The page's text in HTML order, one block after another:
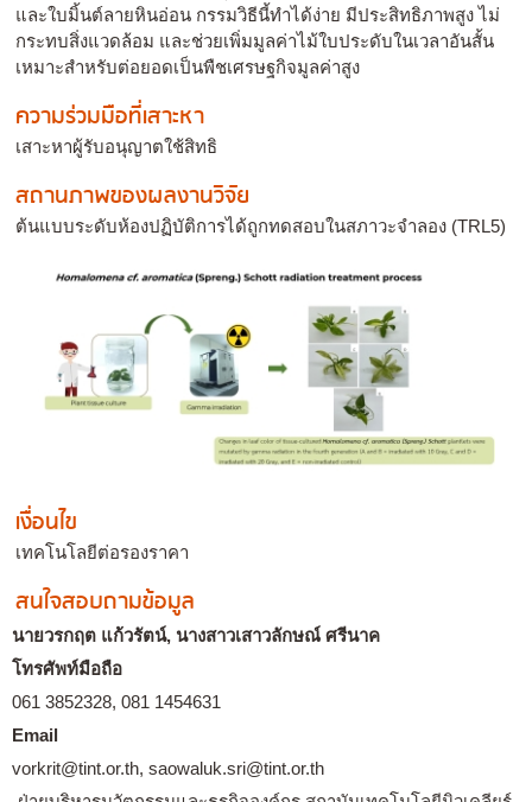
และใบมิ้นต์ลายหินอ่อน กรรมวิธีนี้ทำได้ง่าย มีประสิทธิภาพสูง ไม่
กระทบสิ่งแวดล้อม และช่วยเพิ่มมูลค่าไม้ใบประดับในเวลาอันสั้น
เหมาะสำหรับต่อยอดเป็นพืชเศรษฐกิจมูลค่าสูง
ความร่วมมือที่เสาะหา
เสาะหาผู้รับอนุญาตใช้สิทธิ
สถานภาพของผลงานวิจัย
ต้นแบบระดับห้องปฏิบัติการได้ถูกทดสอบในสภาวะจำลอง (TRL5)
เงื่อนไข
เทคโนโลยีต่อรองราคา
สนใจสอบถามข้อมูล
นายวรกฤต แก้วรัตน์, นางสาวเสาวลักษณ์ ศรีนาค
โทรศัพท์มือถือ
061 3852328, 081 1454631
Email
vorkrit@tint.or.th, saowaluk.sri@tint.or.th